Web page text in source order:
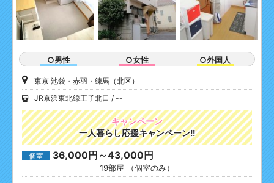
○男性 ○女性 ○外国人
東京 池袋・赤羽・練馬（北区）
JR京浜東北線王子北口
--
キャンペーン
一人暮らし応援キャンペーン!!
個室 36,000円～43,000円
19部屋 （個室のみ）